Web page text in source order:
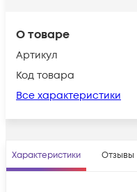
О товаре
Артикул
Код товара
Все характеристики
Характеристики Отзывы